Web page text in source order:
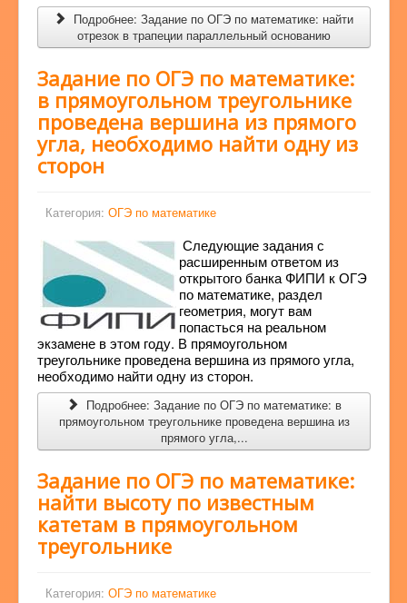
Подробнее: Задание по ОГЭ по математике: найти
отрезок в трапеции параллельный основанию
Задание по ОГЭ по математике:
в прямоугольном треугольнике
проведена вершина из прямого
угла, необходимо найти одну из
сторон
Категория: ОГЭ по математике
Следующие задания с
расширенным ответом из
открытого банка ФИПИ к ОГЭ
по математике, раздел
геометрия, могут вам
попасться на реальном
экзамене в этом году. В прямоугольном
треугольнике проведена вершина из прямого угла,
необходимо найти одну из сторон.
Подробнее: Задание по ОГЭ по математике: в
прямоугольном треугольнике проведена вершина из
прямого угла,...
Задание по ОГЭ по математике:
найти высоту по известным
катетам в прямоугольном
треугольнике
Категория: ОГЭ по математике